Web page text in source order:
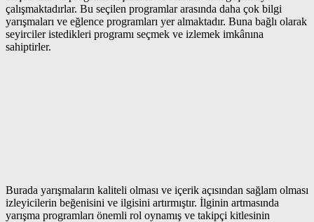
çalışmaktadırlar. Bu seçilen programlar arasında daha çok bilgi
yarışmaları ve eğlence programları yer almaktadır. Buna bağlı olarak
seyirciler istedikleri programı seçmek ve izlemek imkânına
sahiptirler.
Burada yarışmaların kaliteli olması ve içerik açısından sağlam olması
izleyicilerin beğenisini ve ilgisini artırmıştır. İlginin artmasında
yarışma programları önemli rol oynamış ve takipçi kitlesinin